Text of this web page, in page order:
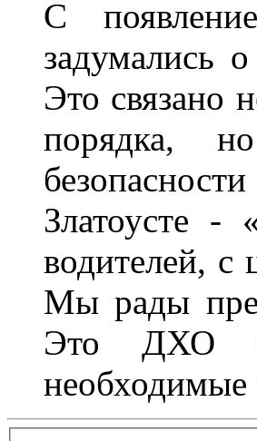
С
задумались
Это связано
порядка,
Златоусте -
водителей, с
Мы рады
Это ДХО
необходимые